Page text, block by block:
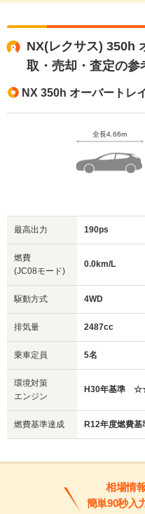
NX(レクサス) 350h
取・売却・査定の参
NX 350h オーバートレ
全長4.66m
最高出力 190ps
燃費
(JC08モード)
0.0km/L
駆動方式 4WD
排気量 2487cc
乗車定員 5名
環境対策
エンジン
H30年基準
燃費基準達成 R12年度燃費
相場情
簡単90秒入